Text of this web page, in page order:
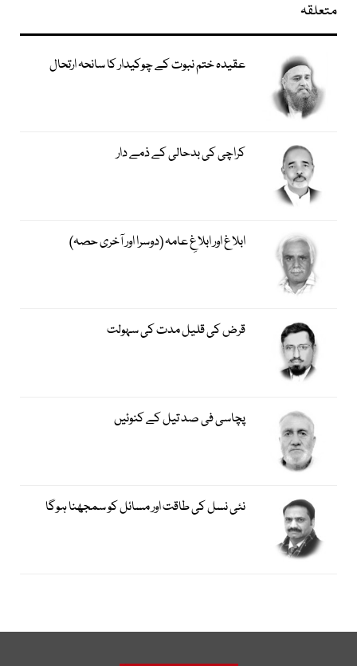
متعلقہ
عقیدہ ختم نبوت کے چوکیدار کا سانحہ ارتحال
کراچی کی بدحالی کے ذمے دار
ابلاغ اور ابلاغِ عامہ (دوسرا اور آخری حصہ)
قرض کی قلیل مدت کی سہولت
پچاسی فی صد تیل کے کنوئیں
نئی نسل کی طاقت اور مسائل کو سمجھنا ہوگا